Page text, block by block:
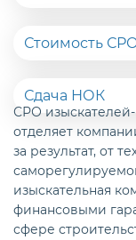
Стоимость
Сдача НОК
СРО
отделяет
за результат, от
изыскательная
финансовыми
сфере